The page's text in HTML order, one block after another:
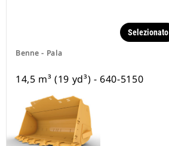
Benne - Pala
Selezionato
14,5 m³ (19 yd³) - 640-5150